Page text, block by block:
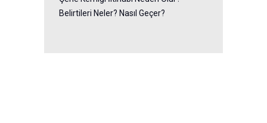
Belirtileri Neler? Nasıl Geçer?